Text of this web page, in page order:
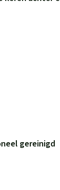
gereinigd